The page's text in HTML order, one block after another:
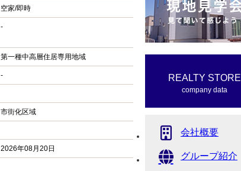
空家/即時
-
第一種中高層住居専用地域
-
市街化区域
2026年08月20日
REALTY STORE
company data
会社概要
グループ紹介